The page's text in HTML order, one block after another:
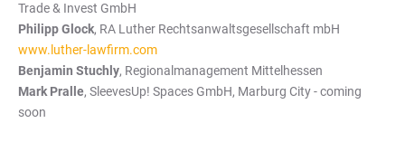
Trade & Invest GmbH
Philipp Glock, RA Luther Rechtsanwaltsgesellschaft mbH
www.luther-lawfirm.com
Benjamin Stuchly, Regionalmanagement Mittelhessen
Mark Pralle, SleevesUp! Spaces GmbH, Marburg City - coming
soon